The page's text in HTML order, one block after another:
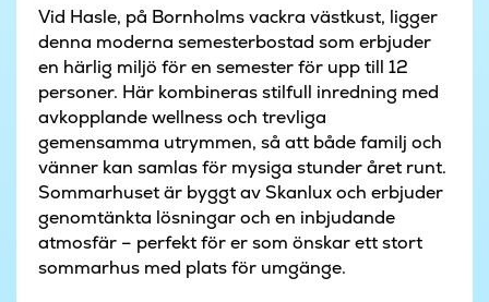
Vid Hasle, på Bornholms vackra västkust, ligger
denna moderna semesterbostad som erbjuder
en härlig miljö för en semester för upp till 12
personer. Här kombineras stilfull inredning med
avkopplande wellness och trevliga
gemensamma utrymmen, så att både familj och
vänner kan samlas för mysiga stunder året runt.
Sommarhuset är byggt av Skanlux och erbjuder
genomtänkta lösningar och en inbjudande
atmosfär – perfekt för er som önskar ett stort
sommarhus med plats för umgänge.